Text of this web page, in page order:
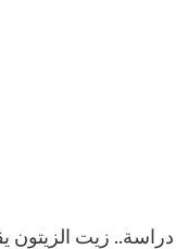
دراسة.. زيت الزيتون